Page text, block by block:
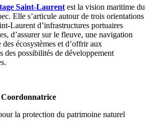
Saint-Laurent est la vision maritime du
Elle s’articule autour de trois orientations
Laurent d’infrastructures portuaires
d’assurer sur le fleuve, une navigation
des écosystèmes et d’offrir aux
des possibilités de développement
la protection du patrimoine naturel